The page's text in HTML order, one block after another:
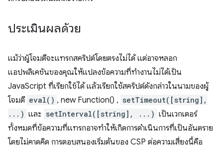
ประเมินผลด้วย
แม้ว่าผู้โจมตีจะแทรกสคริปต์โดยตรงไม่ได้ แต่อาจหลอก
แอปพลิเคชันของคุณให้แปลงข้อความที่ทำงานไม่ได้เป็น
JavaScript ที่เรียกใช้ได้ แล้วเรียกใช้สคริปต์ดังกล่าวในนามของผู้
โจมตี eval() , new Function() , setTimeout([string],
...) และ setInterval([string], ...) เป็นเวกเตอร์
ทั้งหมดที่ข้อความที่แทรกอาจทําให้เกิดการดำเนินการที่เป็นอันตราย
โดยไม่คาดคิด การตอบสนองเริ่มต้นของ CSP ต่อความเสี่ยงนี้คือ